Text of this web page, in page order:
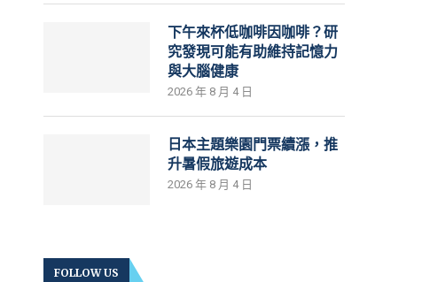
下午來杯低咖啡因咖啡？研
究發現可能有助維持記憶力
與大腦健康
2026 年 8 月 4 日
日本主題樂園門票續漲，推
升暑假旅遊成本
2026 年 8 月 4 日
FOLLOW US